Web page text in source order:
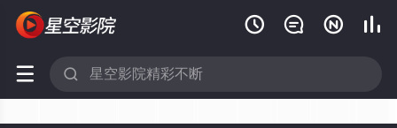
   
 